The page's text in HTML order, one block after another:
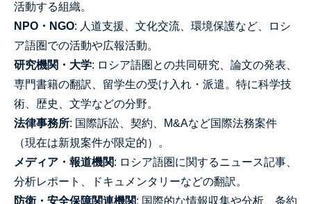
活動する組織。
NPO・NGO: 人道支援、文化交流、環境保護など、ロシ
ア語圏での活動や広報活動。
研究機関・大学: ロシア語圏との共同研究、論文の発表、
専門書籍の翻訳、留学生の受け入れ・派遣。特に科学技
術、歴史、文学などの分野。
法律事務所: 国際訴訟、契約、M&Aなど国際法務案件
（現在は新規案件が限定的）。
メディア・報道機関: ロシア語圏に関するニュース記事、
分析レポート、ドキュメンタリーなどの翻訳。
防衛・安全保障関連機関: 国際的な情報収集や分析、条約